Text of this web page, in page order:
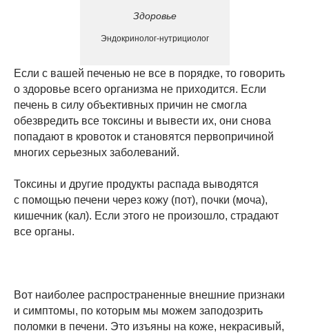
Здоровье
Эндокринолог-нутрициолог
Если с вашей печенью не все в порядке, то говорить
о здоровье всего организма не приходится. Если
печень в силу объективных причин не смогла
обезвредить все токсины и вывести их, они снова
попадают в кровоток и становятся первопричиной
многих серьезных заболеваний.
Токсины и другие продукты распада выводятся
с помощью печени через кожу (пот), почки (моча),
кишечник (кал). Если этого не произошло, страдают
все органы.
Вот наиболее распространенные внешние признаки
и симптомы, по которым мы можем заподозрить
поломки в печени. Это изъяны на коже, некрасивый,